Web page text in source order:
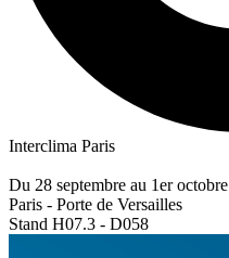
Interclima Paris
Du 28 septembre au 1er octobre
Paris - Porte de Versailles
Stand H07.3 - D058